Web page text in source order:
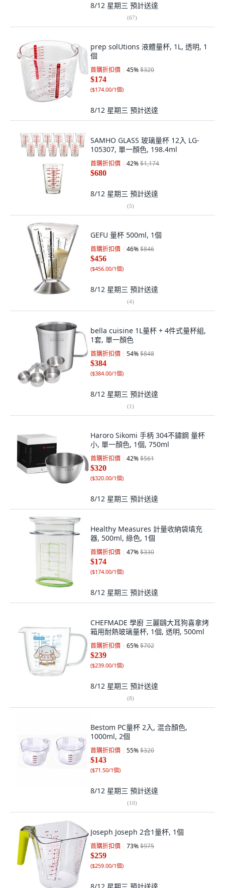
8/12 星期三 預計送達
(67)
prep solUtions 液體量杯, 1L, 透明, 1
個
首購折扣價 45%$320
$174
($174.00/1個)
8/12 星期三 預計送達
SAMHO GLASS 玻璃量杯 12入 LG-
105307, 單一顏色, 198.4ml
首購折扣價 42%$1,174
$680
8/12 星期三 預計送達
(5)
GEFU 量杯 500ml, 1個
首購折扣價 46%$846
$456
($456.00/1個)
8/12 星期三 預計送達
(4)
bella cuisine 1L量杯 + 4件式量杯組,
1套, 單一顏色
首購折扣價 54%$848
$384
($384.00/1個)
8/12 星期三 預計送達
(1)
Haroro Sikomi 手柄 304不鏽鋼 量杯
小, 單一顏色, 1個, 750ml
首購折扣價 42%$561
$320
($320.00/1個)
8/12 星期三 預計送達
Healthy Measures 計量收納袋填充
器, 500ml, 綠色, 1個
首購折扣價 47%$330
$174
($174.00/1個)
8/12 星期三 預計送達
CHEFMADE 學廚 三麗鷗大耳狗喜拿烤
箱用耐熱玻璃量杯, 1個, 透明, 500ml
首購折扣價 65%$702
$239
($239.00/1個)
8/12 星期三 預計送達
(8)
Bestom PC量杯 2入, 混合顏色,
1000ml, 2個
首購折扣價 55%$320
$143
($71.50/1個)
8/12 星期三 預計送達
(10)
Joseph Joseph 2合1量杯, 1個
首購折扣價 73%$975
$259
($259.00/1個)